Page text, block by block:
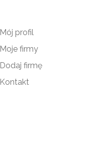
Mój profil
Moje firmy
Dodaj firmę
Kontakt